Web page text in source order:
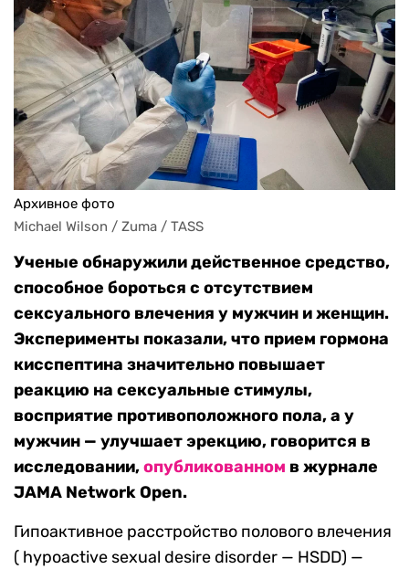
Архивное фото
Michael Wilson / Zuma / TASS
Ученые обнаружили действенное средство,
способное бороться с отсутствием
сексуального влечения у мужчин и женщин.
Эксперименты показали, что прием гормона
кисспептина значительно повышает
реакцию на сексуальные стимулы,
восприятие противоположного пола, а у
мужчин — улучшает эрекцию, говорится в
исследовании,опубликованном в журнале
JAMA Network Open.
Гипоактивное расстройство полового влечения
( hypoactive sexual desire disorder — HSDD) —